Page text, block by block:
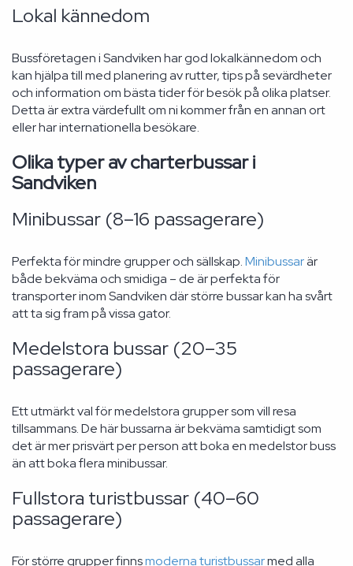
Lokal kännedom
Bussföretagen i Sandviken har god lokalkännedom och
kan hjälpa till med planering av rutter, tips på sevärdheter
och information om bästa tider för besök på olika platser.
Detta är extra värdefullt om ni kommer från en annan ort
eller har internationella besökare.
Olika typer av charterbussar i
Sandviken
Minibussar (8–16 passagerare)
Perfekta för mindre grupper och sällskap.Minibussarär
både bekväma och smidiga – de är perfekta för
transporter inom Sandviken där större bussar kan ha svårt
att ta sig fram på vissa gator.
Medelstora bussar (20–35
passagerare)
Ett utmärkt val för medelstora grupper som vill resa
tillsammans. De här bussarna är bekväma samtidigt som
det är mer prisvärt per person att boka en medelstor buss
än att boka flera minibussar.
Fullstora turistbussar (40–60
passagerare)
För större grupper finnsmoderna turistbussarmed alla